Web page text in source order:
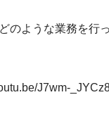
のような業務を行
J7wm-